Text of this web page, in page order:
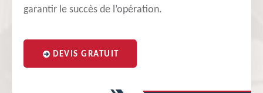
garantir le succès de l’opération.
DEVIS GRATUIT